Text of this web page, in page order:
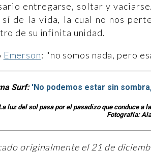
entregarse, soltar y
de la vida, la cual no nos
de su infinita unidad.
Emerson: "no somos nada, pero
Surf: 'No podemos estar sin
luz del sol pasa por el pasadizo que conduce
Fotografía:
originalmente el 21 de